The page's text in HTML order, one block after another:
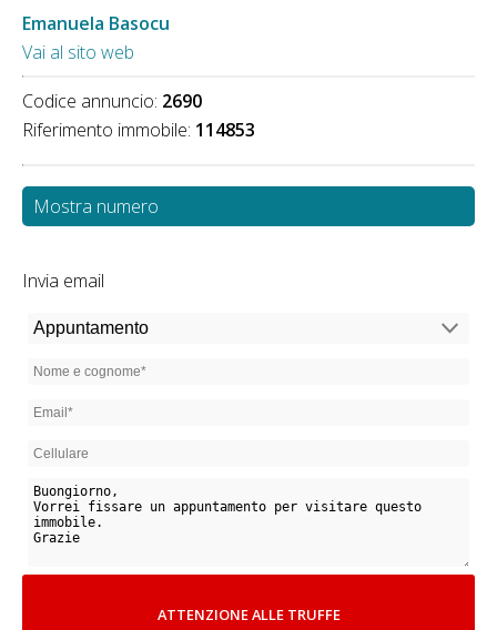
Emanuela Basocu
Vai al sito web
Codice annuncio: 2690
Riferimento immobile: 114853
Mostra numero
Invia email
ATTENZIONE ALLE TRUFFE